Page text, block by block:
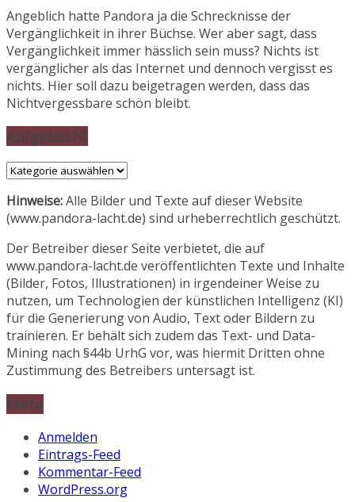
Angeblich hatte Pandora ja die Schrecknisse der
Vergänglichkeit in ihrer Büchse. Wer aber sagt, dass
Vergänglichkeit immer hässlich sein muss? Nichts ist
vergänglicher als das Internet und dennoch vergisst es
nichts. Hier soll dazu beigetragen werden, dass das
Nichtvergessbare schön bleibt.
Aufgetischt
Aufgetischt
Hinweise:Alle Bilder und Texte auf dieser Website
(www.pandora-lacht.de) sind urheberrechtlich geschützt.
Der Betreiber dieser Seite verbietet, die auf
www.pandora-lacht.de veröffentlichten Texte und Inhalte
(Bilder, Fotos, Illustrationen) in irgendeiner Weise zu
nutzen, um Technologien der künstlichen Intelligenz (KI)
für die Generierung von Audio, Text oder Bildern zu
trainieren. Er behält sich zudem das Text- und Data-
Mining nach §44b UrhG vor, was hiermit Dritten ohne
Zustimmung des Betreibers untersagt ist.
Meta
Anmelden
Eintrags-Feed
Kommentar-Feed
WordPress.org